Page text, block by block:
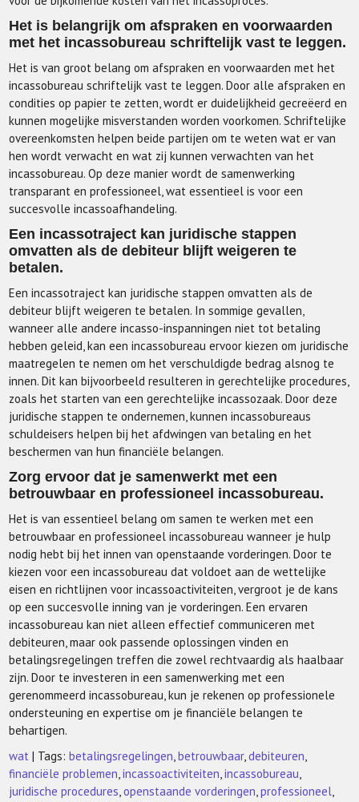
Het is belangrijk om afspraken en voorwaarden
met het incassobureau schriftelijk vast te leggen.
Het is van groot belang om afspraken en voorwaarden met het
incassobureau schriftelijk vast te leggen. Door alle afspraken en
condities op papier te zetten, wordt er duidelijkheid gecreëerd en
kunnen mogelijke misverstanden worden voorkomen. Schriftelijke
overeenkomsten helpen beide partijen om te weten wat er van
hen wordt verwacht en wat zij kunnen verwachten van het
incassobureau. Op deze manier wordt de samenwerking
transparant en professioneel, wat essentieel is voor een
succesvolle incassoafhandeling.
Een incassotraject kan juridische stappen
omvatten als de debiteur blijft weigeren te
betalen.
Een incassotraject kan juridische stappen omvatten als de
debiteur blijft weigeren te betalen. In sommige gevallen,
wanneer alle andere incasso-inspanningen niet tot betaling
hebben geleid, kan een incassobureau ervoor kiezen om juridische
maatregelen te nemen om het verschuldigde bedrag alsnog te
innen. Dit kan bijvoorbeeld resulteren in gerechtelijke procedures,
zoals het starten van een gerechtelijke incassozaak. Door deze
juridische stappen te ondernemen, kunnen incassobureaus
schuldeisers helpen bij het afdwingen van betaling en het
beschermen van hun financiële belangen.
Zorg ervoor dat je samenwerkt met een
betrouwbaar en professioneel incassobureau.
Het is van essentieel belang om samen te werken met een
betrouwbaar en professioneel incassobureau wanneer je hulp
nodig hebt bij het innen van openstaande vorderingen. Door te
kiezen voor een incassobureau dat voldoet aan de wettelijke
eisen en richtlijnen voor incassoactiviteiten, vergroot je de kans
op een succesvolle inning van je vorderingen. Een ervaren
incassobureau kan niet alleen effectief communiceren met
debiteuren, maar ook passende oplossingen vinden en
betalingsregelingen treffen die zowel rechtvaardig als haalbaar
zijn. Door te investeren in een samenwerking met een
gerenommeerd incassobureau, kun je rekenen op professionele
ondersteuning en expertise om je financiële belangen te
behartigen.
wat | Tags:betalingsregelingen,betrouwbaar,debiteuren,
financiële problemen,incassoactiviteiten,incassobureau,
juridische procedures,openstaande vorderingen,professioneel,